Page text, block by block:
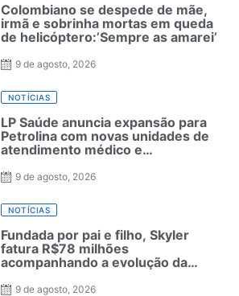
Colombiano se despede de mãe,
irmã e sobrinha mortas em queda
de helicóptero:’Sempre as amarei’
9 de agosto, 2026
NOTÍCIAS
LP Saúde anuncia expansão para
Petrolina com novas unidades de
atendimento médico e
9 de agosto, 2026
NOTÍCIAS
Fundada por pai e filho, Skyler
fatura R$78 milhões
acompanhando a evolução da
9 de agosto, 2026